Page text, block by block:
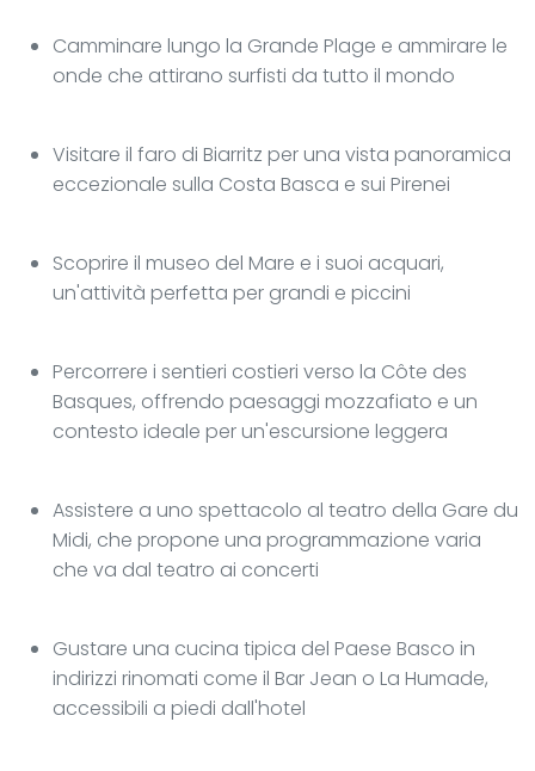
Camminare lungo la Grande Plage e ammirare le
onde che attirano surfisti da tutto il mondo
Visitare il faro di Biarritz per una vista panoramica
eccezionale sulla Costa Basca e sui Pirenei
Scoprire il museo del Mare e i suoi acquari,
un'attività perfetta per grandi e piccini
Percorrere i sentieri costieri verso la Côte des
Basques, offrendo paesaggi mozzafiato e un
contesto ideale per un'escursione leggera
Assistere a uno spettacolo al teatro della Gare du
Midi, che propone una programmazione varia
che va dal teatro ai concerti
Gustare una cucina tipica del Paese Basco in
indirizzi rinomati come il Bar Jean o La Humade,
accessibili a piedi dall'hotel